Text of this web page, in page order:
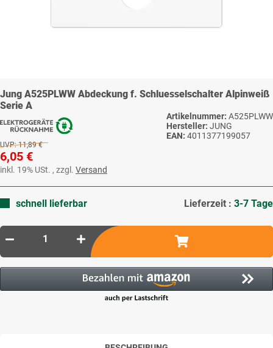
Jung A525PLWW Abdeckung f. Schluesselschalter Alpinweiß
Serie A
Artikelnummer: A525PLWW
Hersteller: JUNG
EAN: 4011377199057
UVP: 11,89 €
6,05 €
inkl. 19% USt. , zzgl. Versand
schnell lieferbar Lieferzeit : 3-7 Tage